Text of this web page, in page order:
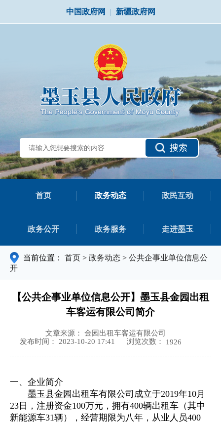
中国政府网 | 新疆政府网
搜索
首页 政务动态 政民互动
政务公开 政务服务 走进墨玉
当前位置： 首页 > 政务动态 > 公共企事业单位信息公
开
【公共企事业单位信息公开】墨玉县金园出租
车客运有限公司简介
文章来源： 金园出租车客运有限公司
发布时间： 2023-10-20 17:41
浏览次数： 1926
一、 企业简介
墨玉县金园出租车有限公司成立于2019年10月
23日，注册资金100万元，拥有400辆出租车（其中
新能源车31辆），经营期限为八年，从业人员400